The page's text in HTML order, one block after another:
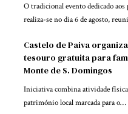
O tradicional evento dedicado
realiza-se no dia 6 de agosto,
Castelo de Paiva
tesouro gratuita para
Monte de S. Domingos
Iniciativa combina atividade física
património local marcada para o…